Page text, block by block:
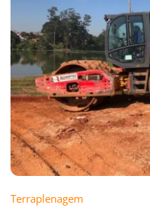
Terraplenagem